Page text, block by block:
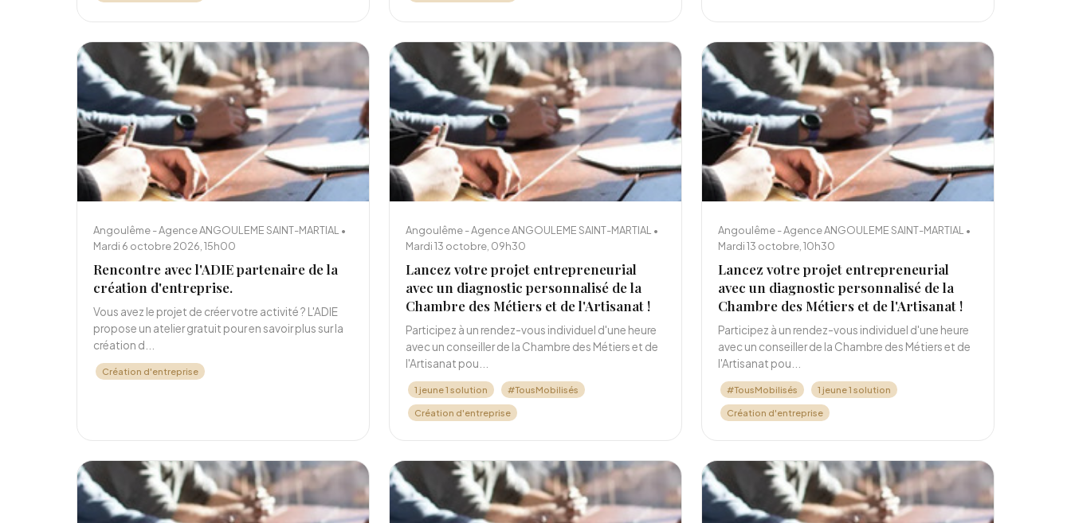
Angoulême - Agence ANGOULEME SAINT-MARTIAL •
Mardi 6 octobre 2026, 15h00
Rencontre avec l'ADIE partenaire de la
création d'entreprise.
Vous avez le projet de créer votre activité ? L'ADIE
propose un atelier gratuit pour en savoir plus sur la
création d...
Création d'entreprise
Angoulême - Agence ANGOULEME SAINT-MARTIAL •
Mardi 13 octobre, 09h30
Lancez votre projet entrepreneurial
avec un diagnostic personnalisé de la
Chambre des Métiers et de l'Artisanat !
Participez à un rendez-vous individuel d'une heure
avec un conseiller de la Chambre des Métiers et de
l'Artisanat pou...
1 jeune 1 solution #TousMobilisés
Création d'entreprise
Angoulême - Agence ANGOULEME SAINT-MARTIAL •
Mardi 13 octobre, 10h30
Lancez votre projet entrepreneurial
avec un diagnostic personnalisé de la
Chambre des Métiers et de l'Artisanat !
Participez à un rendez-vous individuel d'une heure
avec un conseiller de la Chambre des Métiers et de
l'Artisanat pou...
#TousMobilisés 1 jeune 1 solution
Création d'entreprise